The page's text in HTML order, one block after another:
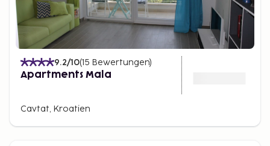
9.2/10(15 Bewertungen)
Apartments Mala
Cavtat, Kroatien